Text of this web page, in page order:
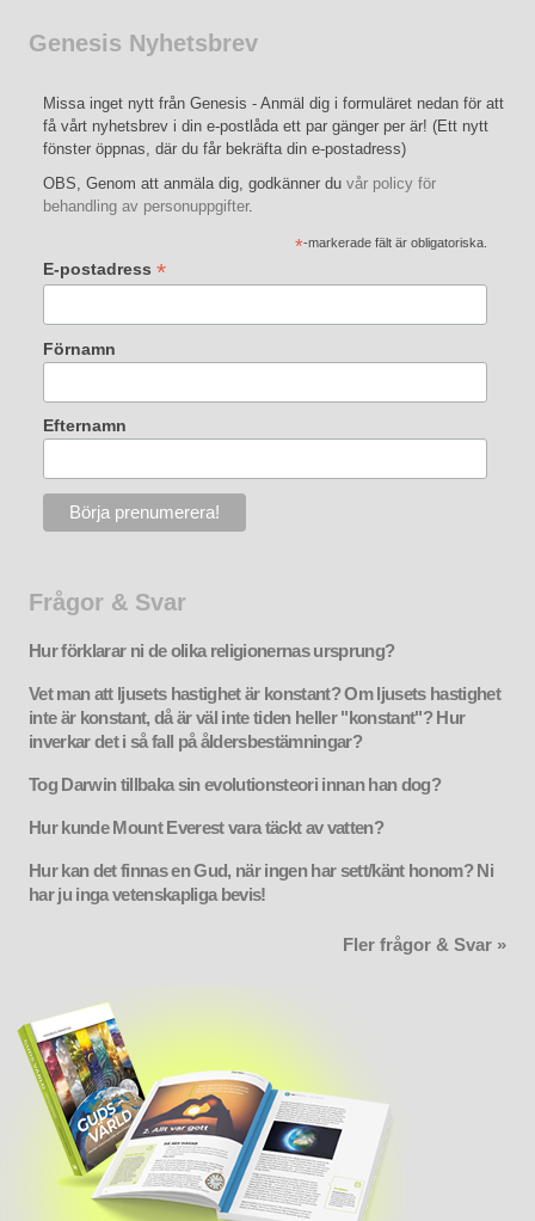
Genesis Nyhetsbrev
Missa inget nytt från Genesis - Anmäl dig i formuläret nedan för att
få vårt nyhetsbrev i din e-postlåda ett par gänger per är! (Ett nytt
fönster öppnas, där du får bekräfta din e-postadress)
OBS, Genom att anmäla dig, godkänner du vår policy för
behandling av personuppgifter.
*-markerade fält är obligatoriska.
E-postadress *
Förnamn
Efternamn
Frågor & Svar
Hur förklarar ni de olika religionernas ursprung?
Vet man att ljusets hastighet är konstant? Om ljusets hastighet
inte är konstant, då är väl inte tiden heller "konstant"? Hur
inverkar det i så fall på åldersbestämningar?
Tog Darwin tillbaka sin evolutionsteori innan han dog?
Hur kunde Mount Everest vara täckt av vatten?
Hur kan det finnas en Gud, när ingen har sett/känt honom? Ni
har ju inga vetenskapliga bevis!
Fler frågor & Svar »